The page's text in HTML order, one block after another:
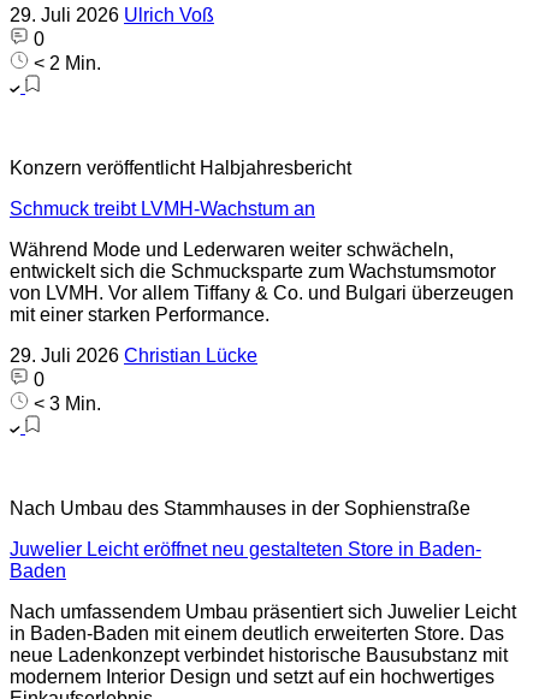
29. Juli 2026 Ulrich Voß
0
< 2 Min.
Konzern veröffentlicht Halbjahresbericht
Schmuck treibt LVMH-Wachstum an
Während Mode und Lederwaren weiter schwächeln,
entwickelt sich die Schmucksparte zum Wachstumsmotor
von LVMH. Vor allem Tiffany & Co. und Bulgari überzeugen
mit einer starken Performance.
29. Juli 2026 Christian Lücke
0
< 3 Min.
Nach Umbau des Stammhauses in der Sophienstraße
Juwelier Leicht eröffnet neu gestalteten Store in Baden-
Baden
Nach umfassendem Umbau präsentiert sich Juwelier Leicht
in Baden-Baden mit einem deutlich erweiterten Store. Das
neue Ladenkonzept verbindet historische Bausubstanz mit
modernem Interior Design und setzt auf ein hochwertiges